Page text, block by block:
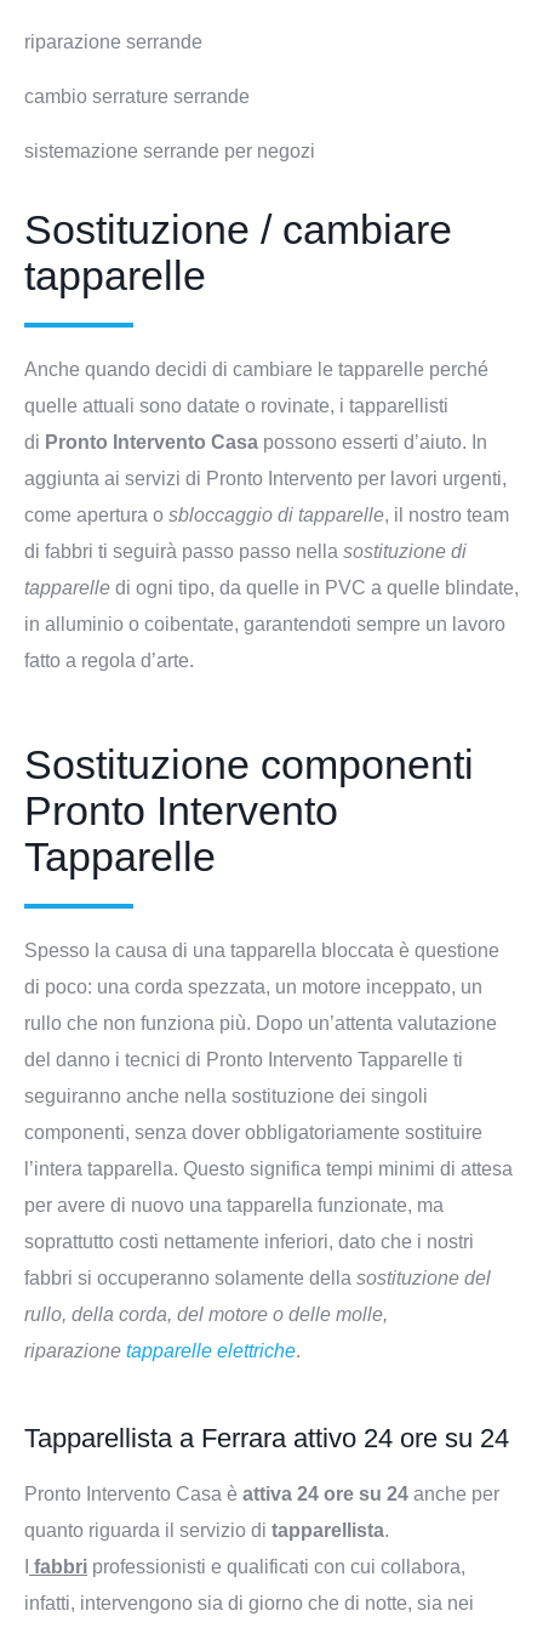
riparazione serrande
cambio serrature serrande
sistemazione serrande per negozi
Sostituzione / cambiare
tapparelle
Anche quando decidi di cambiare le tapparelle perché
quelle attuali sono datate o rovinate, i tapparellisti
di Pronto Intervento Casa possono esserti d’aiuto. In
aggiunta ai servizi di Pronto Intervento per lavori urgenti,
come apertura o sbloccaggio di tapparelle, il nostro team
di fabbri ti seguirà passo passo nella sostituzione di
tapparelle di ogni tipo, da quelle in PVC a quelle blindate,
in alluminio o coibentate, garantendoti sempre un lavoro
fatto a regola d’arte.
Sostituzione componenti
Pronto Intervento
Tapparelle
Spesso la causa di una tapparella bloccata è questione
di poco: una corda spezzata, un motore inceppato, un
rullo che non funziona più. Dopo un’attenta valutazione
del danno i tecnici di Pronto Intervento Tapparelle ti
seguiranno anche nella sostituzione dei singoli
componenti, senza dover obbligatoriamente sostituire
l’intera tapparella. Questo significa tempi minimi di attesa
per avere di nuovo una tapparella funzionate, ma
soprattutto costi nettamente inferiori, dato che i nostri
fabbri si occuperanno solamente della sostituzione del
rullo, della corda, del motore o delle molle,
riparazione tapparelle elettriche.
Tapparellista a Ferrara attivo 24 ore su 24
Pronto Intervento Casa è attiva 24 ore su 24 anche per
quanto riguarda il servizio di tapparellista.
fabbri professionisti e qualificati con cui collabora,
infatti, intervengono sia di giorno che di notte, sia nei